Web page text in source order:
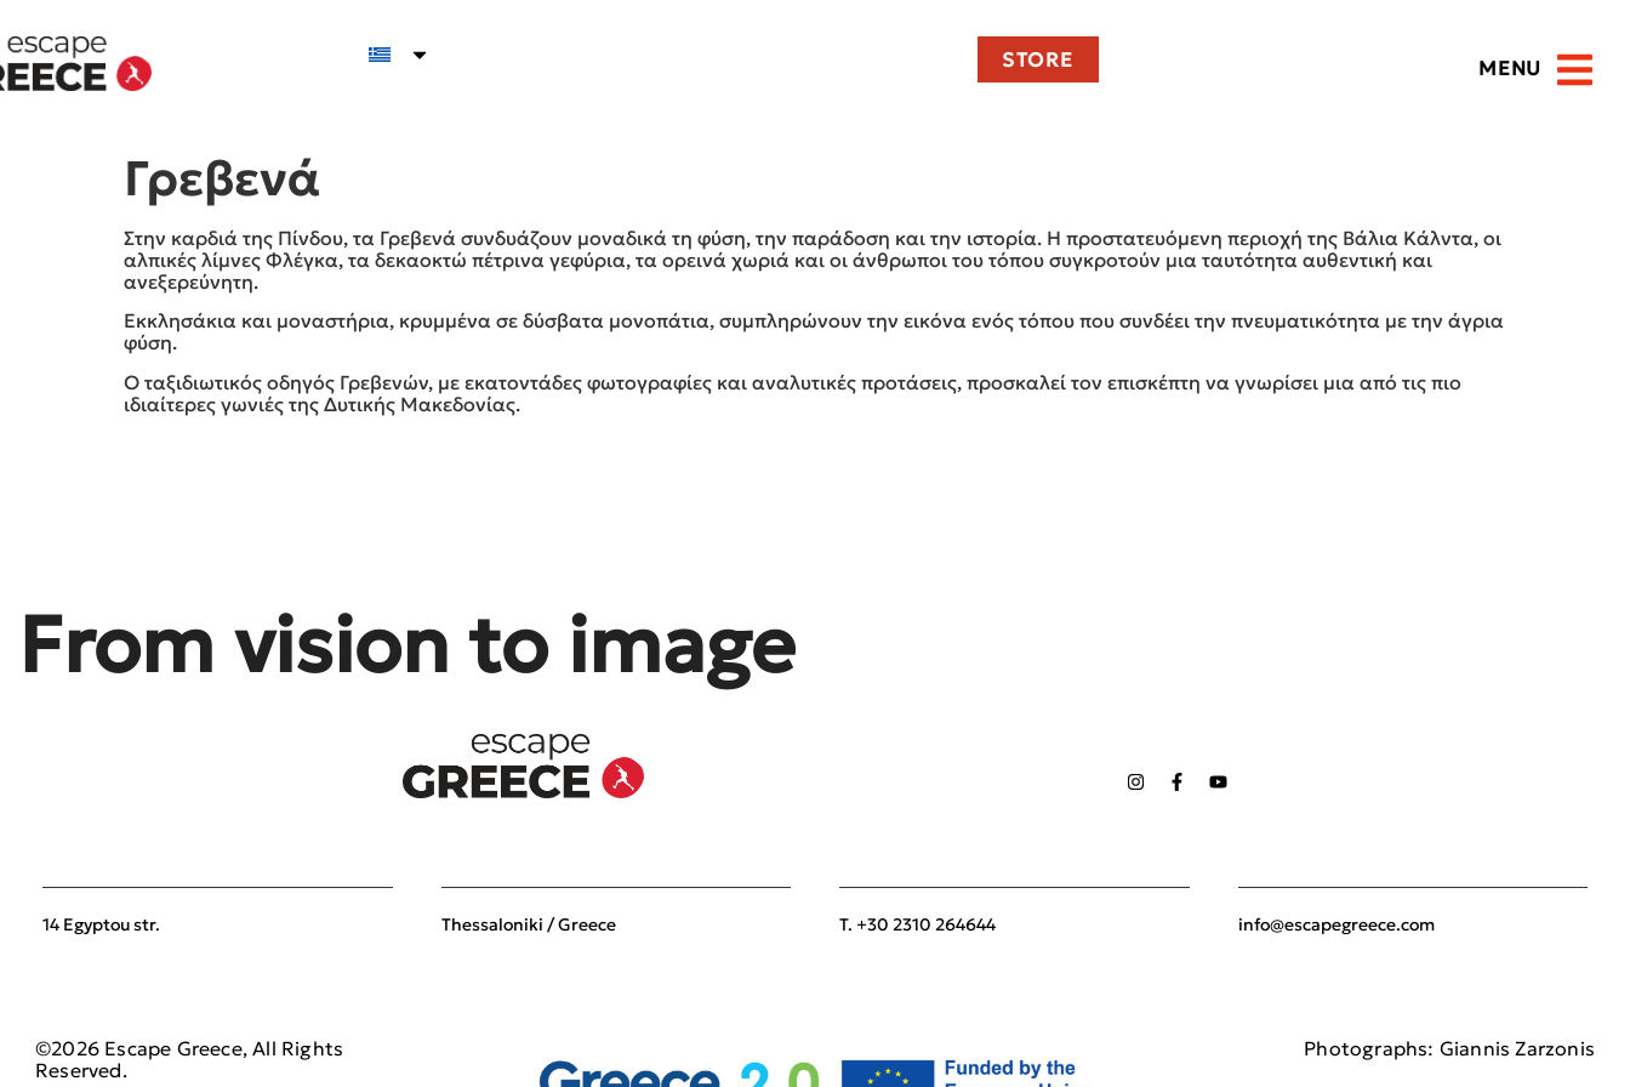
STORE MENU
Γρεβενά
Στην καρδιά της Πίνδου, τα Γρεβενά συνδυάζουν μοναδικά τη φύση, την παράδοση και την ιστορία. Η προστατευόμενη περιοχή της Βάλια Κάλντα, οι
αλπικές λίμνες Φλέγκα, τα δεκαοκτώ πέτρινα γεφύρια, τα ορεινά χωριά και οι άνθρωποι του τόπου συγκροτούν μια ταυτότητα αυθεντική και
ανεξερεύνητη.
Εκκλησάκια και μοναστήρια, κρυμμένα σε δύσβατα μονοπάτια, συμπληρώνουν την εικόνα ενός τόπου που συνδέει την πνευματικότητα με την άγρια
φύση.
Ο ταξιδιωτικός οδηγός Γρεβενών, με εκατοντάδες φωτογραφίες και αναλυτικές προτάσεις, προσκαλεί τον επισκέπτη να γνωρίσει μια από τις πιο
ιδιαίτερες γωνιές της Δυτικής Μακεδονίας.
From vision to image
14 Egyptou str. Thessaloniki / Greece T. +30 2310 264644 info@escapegreece.com
©2026 Escape Greece, All Rights
Reserved.
Photographs: Giannis Zarzonis